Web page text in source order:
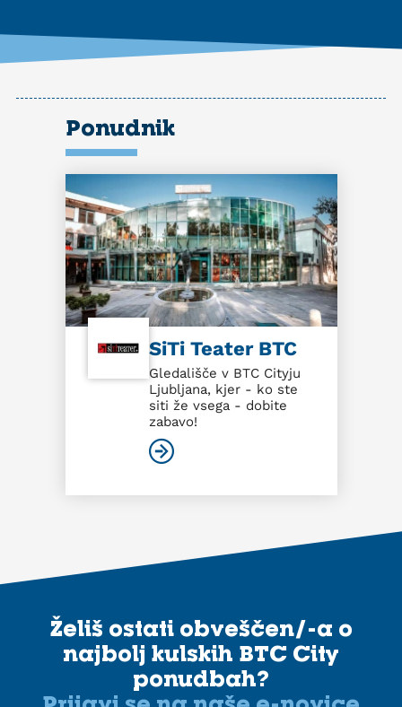
Ponudnik
SiTi Teater BTC
Gledališče v BTC Cityju
Ljubljana, kjer - ko ste
siti že vsega - dobite
zabavo!
Želiš ostati obveščen/-a o
najbolj kulskih BTC City
ponudbah?